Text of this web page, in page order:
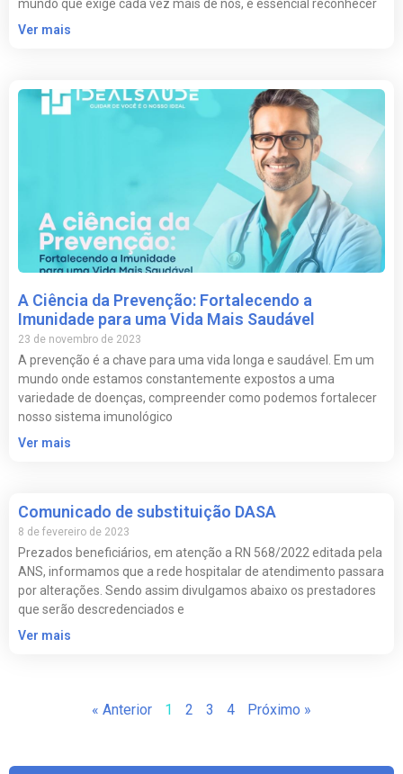
mundo que exige cada vez mais de nós, é essencial reconhecer
Ver mais
A Ciência da Prevenção: Fortalecendo a
Imunidade para uma Vida Mais Saudável
23 de novembro de 2023
A prevenção é a chave para uma vida longa e saudável. Em um
mundo onde estamos constantemente expostos a uma
variedade de doenças, compreender como podemos fortalecer
nosso sistema imunológico
Ver mais
Comunicado de substituição DASA
8 de fevereiro de 2023
Prezados beneficiários, em atenção a RN 568/2022 editada pela
ANS, informamos que a rede hospitalar de atendimento passara
por alterações. Sendo assim divulgamos abaixo os prestadores
que serão descredenciados e
Ver mais
« Anterior 1 2 3 4 Próximo »